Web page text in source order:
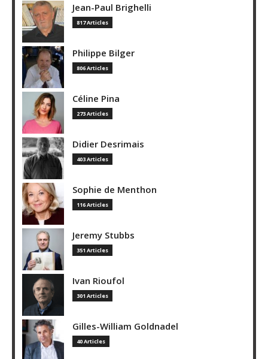
Jean-Paul Brighelli
817 Articles
Philippe Bilger
806 Articles
Céline Pina
273 Articles
Didier Desrimais
403 Articles
Sophie de Menthon
116 Articles
Jeremy Stubbs
351 Articles
Ivan Rioufol
301 Articles
Gilles-William Goldnadel
40 Articles